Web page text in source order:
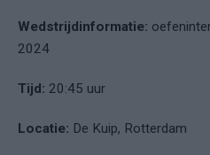
Wedstrijdinformatie:
2024
Tijd: 20:45 uur
Locatie: De Kuip, Rotterdam